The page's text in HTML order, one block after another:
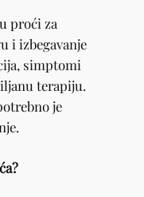
proći za
i izbegavanje
simptomi
terapiju.
je